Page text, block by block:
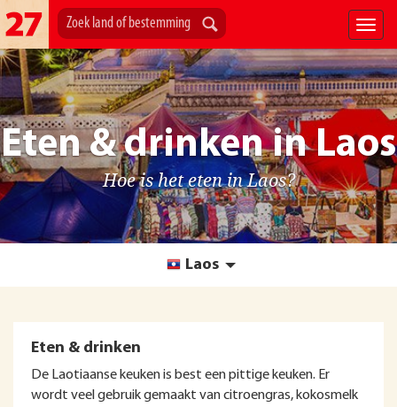
Eten & drinken in Laos
Hoe is het eten in Laos?
Laos
Eten & drinken
De Laotiaanse keuken is best een pittige keuken. Er
wordt veel gebruik gemaakt van citroengras, kokosmelk